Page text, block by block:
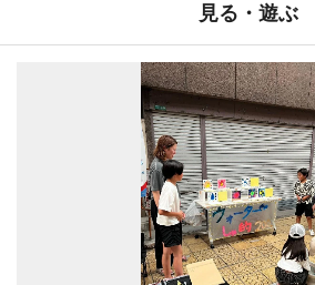
見る・遊ぶ